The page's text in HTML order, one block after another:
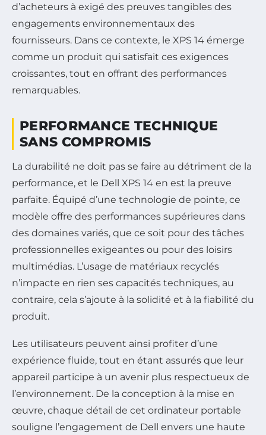
d’acheteurs à exigé des preuves tangibles des
engagements environnementaux des
fournisseurs. Dans ce contexte, le XPS 14 émerge
comme un produit qui satisfait ces exigences
croissantes, tout en offrant des performances
remarquables.
PERFORMANCE TECHNIQUE
SANS COMPROMIS
La durabilité ne doit pas se faire au détriment de la
performance, et le Dell XPS 14 en est la preuve
parfaite. Équipé d’une technologie de pointe, ce
modèle offre des performances supérieures dans
des domaines variés, que ce soit pour des tâches
professionnelles exigeantes ou pour des loisirs
multimédias. L’usage de matériaux recyclés
n’impacte en rien ses capacités techniques, au
contraire, cela s’ajoute à la solidité et à la fiabilité du
produit.
Les utilisateurs peuvent ainsi profiter d’une
expérience fluide, tout en étant assurés que leur
appareil participe à un avenir plus respectueux de
l’environnement. De la conception à la mise en
œuvre, chaque détail de cet ordinateur portable
souligne l’engagement de Dell envers une haute